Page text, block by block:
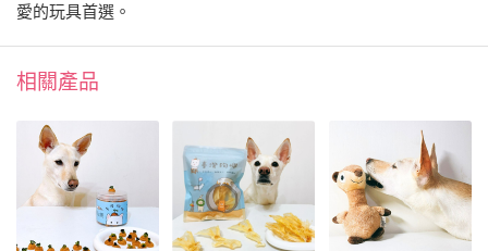
愛的玩具首選。
相關產品